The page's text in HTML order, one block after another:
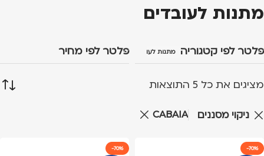
מתנות לעובדים
פלטר לפי קטגוריה מתנות לעובדים פלטר לפי מחיר
מציגים את כל ⁦5⁩ התוצאות
ניקוי מסננים CABAIA
-70%
-70%